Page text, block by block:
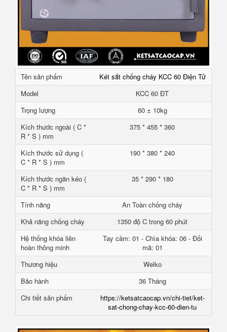
Tên sản phẩm
Két sắt chống cháy KCC 60 Điện Tử
Model
KCC 60 ĐT
Trọng lượng
60 ± 10kg
Kích thước ngoài ( C *
R * S ) mm
375 * 455 * 360
Kích thước sử dụng (
C * R * S ) mm
190 * 380 * 240
Kích thước ngăn kéo (
C * R * S ) mm
35 * 290 * 180
Tính năng
An Toàn chống cháy
Khả năng chống cháy
1350 độ C trong 60 phút
Hệ thống khóa liên
hoàn thông minh
Tay cầm: 01 - Chìa khóa: 06 - Đổi
mã: 01
Thương hiệu
Welko
Bảo hành
36 Tháng
Chi tiết sản phẩm
https://ketsatcaocap.vn/chi-tiet/ket-
sat-chong-chay-kcc-60-dien-tu